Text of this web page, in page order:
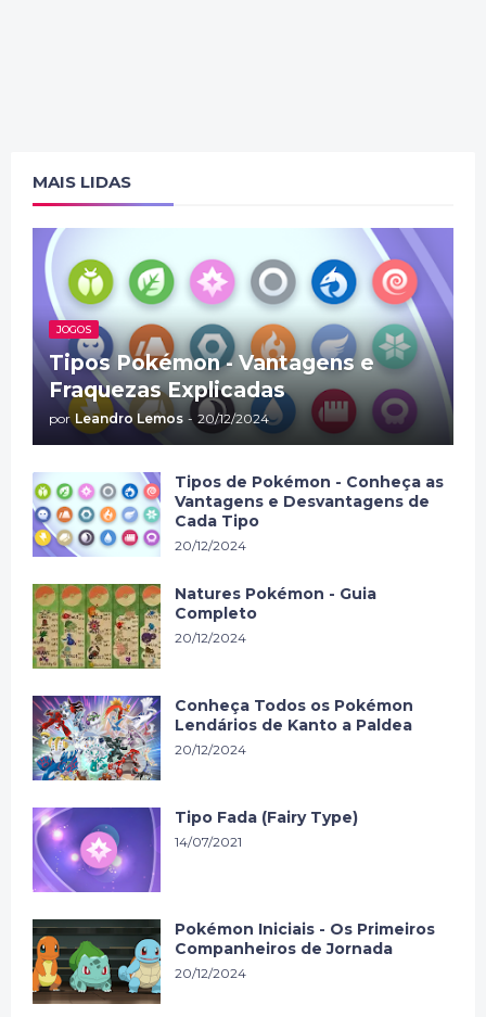
MAIS LIDAS
JOGOS
Tipos Pokémon - Vantagens e
Fraquezas Explicadas
por Leandro Lemos - 20/12/2024
Tipos de Pokémon - Conheça as
Vantagens e Desvantagens de
Cada Tipo
20/12/2024
Natures Pokémon - Guia
Completo
20/12/2024
Conheça Todos os Pokémon
Lendários de Kanto a Paldea
20/12/2024
Tipo Fada (Fairy Type)
14/07/2021
Pokémon Iniciais - Os Primeiros
Companheiros de Jornada
20/12/2024